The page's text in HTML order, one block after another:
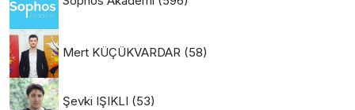
Mert KÜÇÜKVARDAR (58)
Şevki IŞIKLI (53)